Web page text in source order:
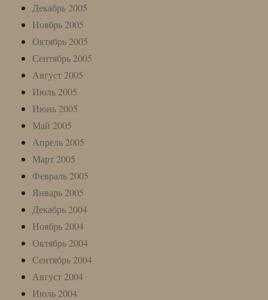
Декабрь 2005
Ноябрь 2005
Октябрь 2005
Сентябрь 2005
Август 2005
Июль 2005
Июнь 2005
Май 2005
Апрель 2005
Март 2005
Февраль 2005
Январь 2005
Декабрь 2004
Ноябрь 2004
Октябрь 2004
Сентябрь 2004
Август 2004
Июль 2004